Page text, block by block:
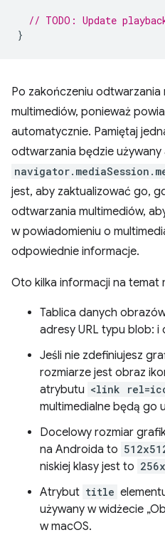
// TODO: Update
}
Po zakończeniu odtwarzania
multimediów, ponieważ
automatycznie. Pamiętaj
odtwarzania będzie używany
jest, aby zaktualizować go,
odtwarzania multimediów,
w powiadomieniu o
odpowiednie informacje.
Oto kilka informacji na temat
Tablica danych
adresy URL typu blob: i
Jeśli nie zdefiniujesz
rozmiarze jest obraz
atrybutu <link
multimedialne będą go
Docelowy rozmiar
na Androida to
niskiej klasy jest to
Atrybut title
używany w widżecie
w macOS.